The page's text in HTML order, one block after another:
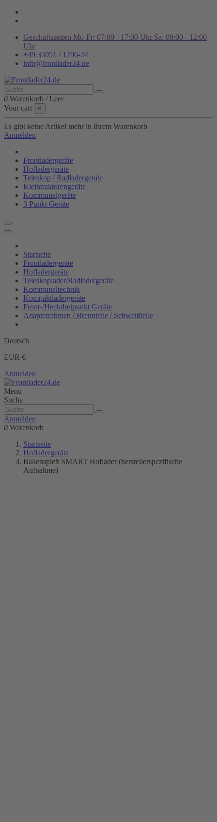
Geschäftszeiten Mo-Fr: 07:00 - 17:00 Uhr Sa: 09:00 - 12:00
Uhr
+49 35951 / 1796-24
info@frontlader24.de
0 Warenkorb / Leer
Your cart
×
Es gibt keine Artikel mehr in Ihrem Warenkorb
Anmelden
Frontladergeräte
Hofladergeräte
Teleskop / Radladergeräte
Kleintraktorengeräte
Kommunalgeräte
3 Punkt Geräte
Startseite
Frontladergeräte
Hofladergeräte
Teleskoplader/Radladergeräte
Kommunaltechnik
Kompaktladergeräte
Front-/Heckdreipunkt Geräte
Adapterrahmen / Brennteile / Schweißteile
Deutsch
EUR €
Anmelden
Menu
Suche
Anmelden
0 Warenkorb
Startseite
Hofladergeräte
Ballenspieß SMART Hoflader (herstellerspezifische
Aufnahme)